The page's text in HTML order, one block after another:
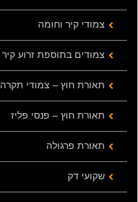
צמודי קיר וחומה
צמודים בתוספת זרוע קיר
תאורת חוץ – צמודי תקרה
תאורת חוץ – פנסי פליז
תאורת פרגולה
שקועי דק